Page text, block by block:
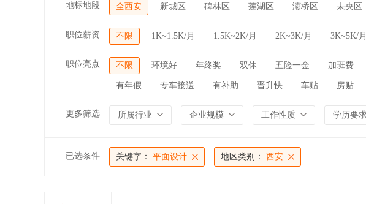
地标地段 全西安 新城区 碑林区 莲湖区 灞桥区 未央区
职位薪资 不限 1K~1.5K/月 1.5K~2K/月 2K~3K/月 3K~5K/月
职位亮点 不限 环境好 年终奖 双休 五险一金 加班费
有年假 专车接送 有补助 晋升快 车贴 房贴
更多筛选 所属行业 企业规模 工作性质 学历要
已选条件 关键字： 平面设计 地区类别： 西安